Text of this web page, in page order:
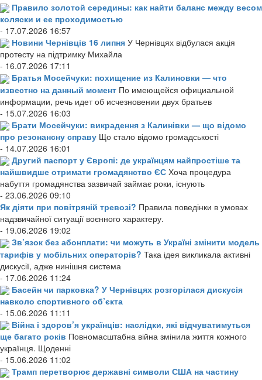
Правило золотой середины: как найти баланс между весом
коляски и ее проходимостью
- 17.07.2026 16:57
Новини Чернівців 16 липня У Чернівцях відбулася акція
протесту на підтримку Михайла
- 16.07.2026 17:11
Братья Мосейчуки: похищение из Калиновки — что
известно на данный момент По имеющейся официальной
информации, речь идет об исчезновении двух братьев
- 15.07.2026 16:03
Брати Мосейчуки: викрадення з Калинівки — що відомо
про резонансну справу Що стало відомо громадськості
- 14.07.2026 16:01
Другий паспорт у Європі: де українцям найпростіше та
найшвидше отримати громадянство ЄС Хоча процедура
набуття громадянства зазвичай займає роки, існують
- 23.06.2026 09:10
Як діяти при повітряній тревозі? Правила поведінки в умовах
надзвичайної ситуації воєнного характеру.
- 19.06.2026 19:02
Зв’язок без абонплати: чи можуть в Україні змінити модель
тарифів у мобільних операторів? Така ідея викликала активні
дискусії, адже нинішня система
- 17.06.2026 11:24
Басейн чи парковка? У Чернівцях розгорілася дискусія
навколо спортивного об’єкта
- 15.06.2026 11:11
Війна і здоров’я українців: наслідки, які відчуватимуться
ще багато років Повномасштабна війна змінила життя кожного
українця. Щоденні
- 15.06.2026 11:02
Трамп перетворює державні символи США на частину